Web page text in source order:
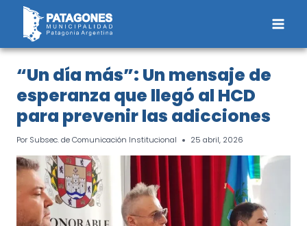
Saltar
contenido
“Un día más”: Un mensaje de
esperanza que llegó al HCD
para prevenir las adicciones
Por Subsec. de Comunicación Institucional 25 abril, 2026